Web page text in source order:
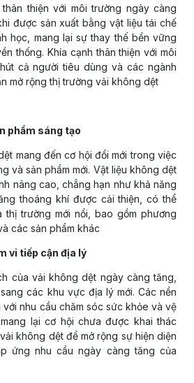
thiện với môi trường ngày càng
được sản xuất bằng vật liệu tái chế
học, mang lại sự thay thế bền vững
thống. Khía cạnh thân thiện với môi
cả người tiêu dùng và các ngành
mở rộng thị trường vải không dệt
phẩm sáng tạo
mang đến cơ hội đổi mới trong việc
và sản phẩm mới. Vật liệu không dệt
nâng cao, chẳng hạn như khả năng
thoáng khí được cải thiện, có thể
trường mới nổi, bao gồm phương
các sản phẩm khác
vi tiếp cận địa lý
của vải không dệt ngày càng tăng,
các khu vực địa lý mới. Các nền
nhu cầu chăm sóc sức khỏe và vệ
lại cơ hội chưa được khai thác
không dệt để mở rộng sự hiện diện
ứng nhu cầu ngày càng tăng của